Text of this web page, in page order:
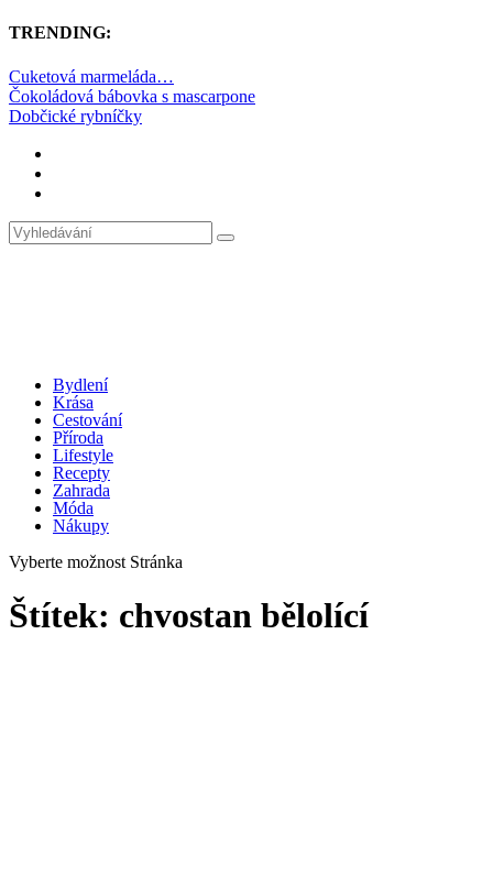
TRENDING:
Cuketová marmeláda…
Čokoládová bábovka s mascarpone
Dobčické rybníčky
Bydlení
Krása
Cestování
Příroda
Lifestyle
Recepty
Zahrada
Móda
Nákupy
Vyberte možnost Stránka
Štítek: chvostan bělolící